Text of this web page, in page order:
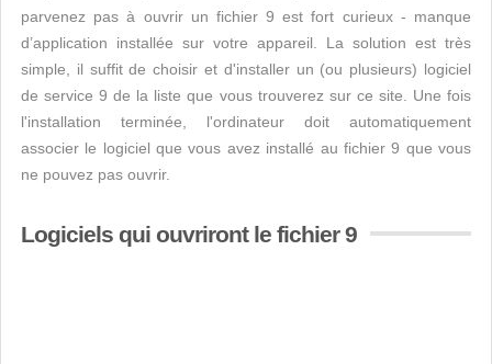
parvenez pas à ouvrir un fichier 9 est fort curieux - manque
d’application installée sur votre appareil. La solution est très
simple, il suffit de choisir et d'installer un (ou plusieurs) logiciel
de service 9 de la liste que vous trouverez sur ce site. Une fois
l'installation terminée, l'ordinateur doit automatiquement
associer le logiciel que vous avez installé au fichier 9 que vous
ne pouvez pas ouvrir.
Logiciels qui ouvriront le fichier 9